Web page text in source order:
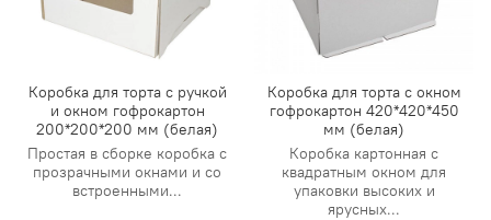
Коробка для торта с ручкой
и окном гофрокартон
200*200*200 мм (белая)
Простая в сборке коробка с
прозрачными окнами и со
встроенными...
Коробка для торта с окном
гофрокартон 420*420*450
мм (белая)
Коробка картонная с
квадратным окном для
упаковки высоких и
ярусных...